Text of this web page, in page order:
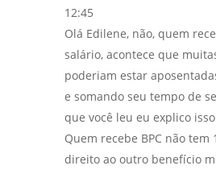
12:45
Olá Edilene, não, quem
salário, acontece que
poderiam estar
e somando seu tempo de
que você leu eu explico
Quem recebe BPC não tem
direito ao outro benefício